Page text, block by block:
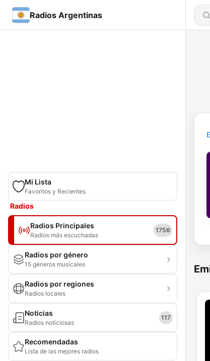
Radios Argentinas
Mi Lista
Favoritos y Recientes
Radios
Radios Principales
Radios más escuchadas
1756
Radios por género
15 géneros musicales
Radios por regiones
Radios locales
Noticias
Radios noticiosas
117
Recomendadas
Lista de las mejores radios